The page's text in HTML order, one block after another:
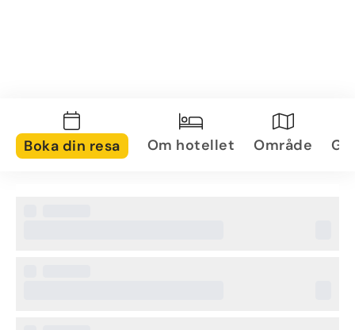
Boka din resa Om hotellet Område